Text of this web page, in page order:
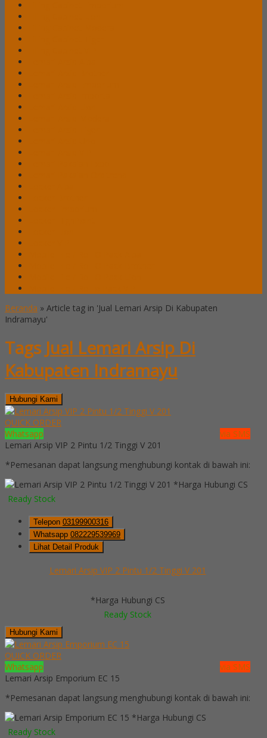
Beranda » Article tag in 'Jual Lemari Arsip Di Kabupaten
Indramayu'
Tags Jual Lemari Arsip Di
Kabupaten Indramayu
Hubungi Kami
QUICK ORDER
Whatsapp
via SMS
Lemari Arsip VIP 2 Pintu 1/2 Tinggi V 201
*Pemesanan dapat langsung menghubungi kontak di bawah ini:
*Harga Hubungi CS
Ready Stock
Telepon 03199900316
Whatsapp 082229539969
Lihat Detail Produk
Lemari Arsip VIP 2 Pintu 1/2 Tinggi V 201
*Harga Hubungi CS
Ready Stock
Hubungi Kami
QUICK ORDER
Whatsapp
via SMS
Lemari Arsip Emporium EC 15
*Pemesanan dapat langsung menghubungi kontak di bawah ini:
*Harga Hubungi CS
Ready Stock